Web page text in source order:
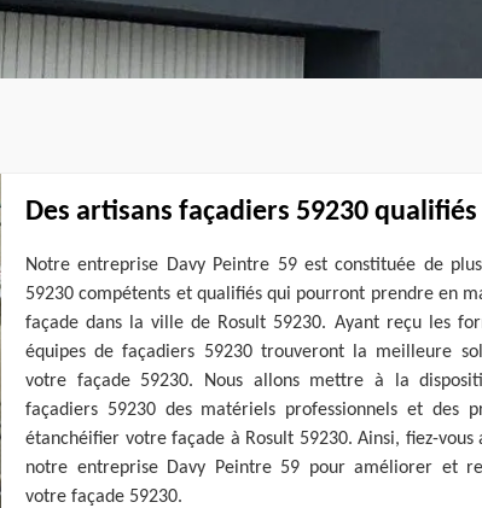
Des artisans façadiers 59230
Notre entreprise Davy Peintre 59 est constituée de
59230 compétents et qualifiés qui pourront prendre en
façade dans la ville de Rosult 59230. Ayant reçu les
équipes de façadiers 59230 trouveront la meilleure
votre façade 59230. Nous allons mettre à la
façadiers 59230 des matériels professionnels et des
étanchéifier votre façade à Rosult 59230. Ainsi, fiez-vous
notre entreprise Davy Peintre 59 pour améliorer et
votre façade 59230.